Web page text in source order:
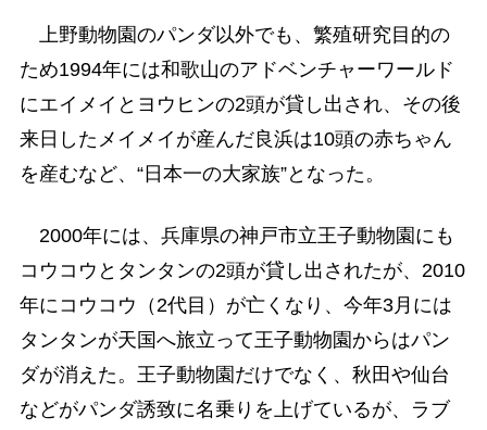
上野動物園のパンダ以外でも、繁殖研究目的の
ため1994年には和歌山のアドベンチャーワールド
にエイメイとヨウヒンの2頭が貸し出され、その後
来日したメイメイが産んだ良浜は10頭の赤ちゃん
を産むなど、“日本一の大家族”となった。
2000年には、兵庫県の神戸市立王子動物園にも
コウコウとタンタンの2頭が貸し出されたが、2010
年にコウコウ（2代目）が亡くなり、今年3月には
タンタンが天国へ旅立って王子動物園からはパン
ダが消えた。王子動物園だけでなく、秋田や仙台
などがパンダ誘致に名乗りを上げているが、ラブ